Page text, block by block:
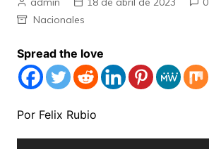
Nacionales
Spread the love
Por Felix Rubio